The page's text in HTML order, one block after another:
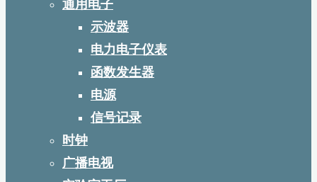
示波器
电力电子仪表
函数发生器
电源
信号记录
时钟
广播电视